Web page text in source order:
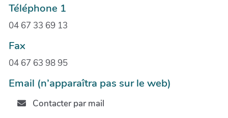
Téléphone 1
04 67 33 69 13
Fax
04 67 63 98 95
Email (n’apparaîtra pas sur le web)
Contacter par mail